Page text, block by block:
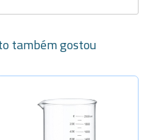
também gostou
-